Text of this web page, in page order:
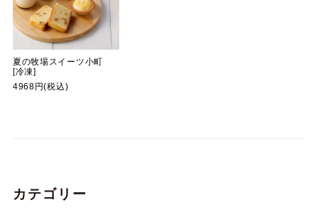
夏の牧場スイーツ小町
[冷凍]
4968円(税込)
カテゴリー